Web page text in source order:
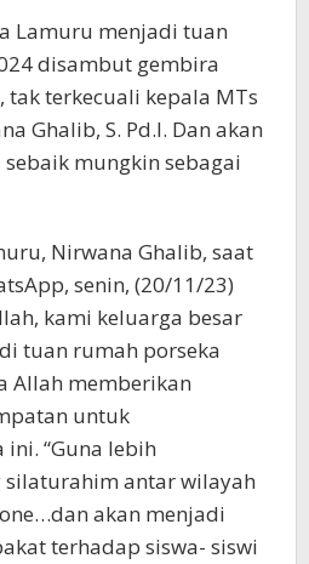
Lamuru menjadi tuan
disambut gembira
tak terkecuali kepala MTs
Ghalib, S. Pd.I. Dan akan
mungkin sebagai
Nirwana Ghalib, saat
senin, (20/11/23)
kami keluarga besar
tuan rumah porseka
Allah memberikan
untuk
ini. “Guna lebih
silaturahim antar wilayah
akan menjadi
terhadap siswa- siswi